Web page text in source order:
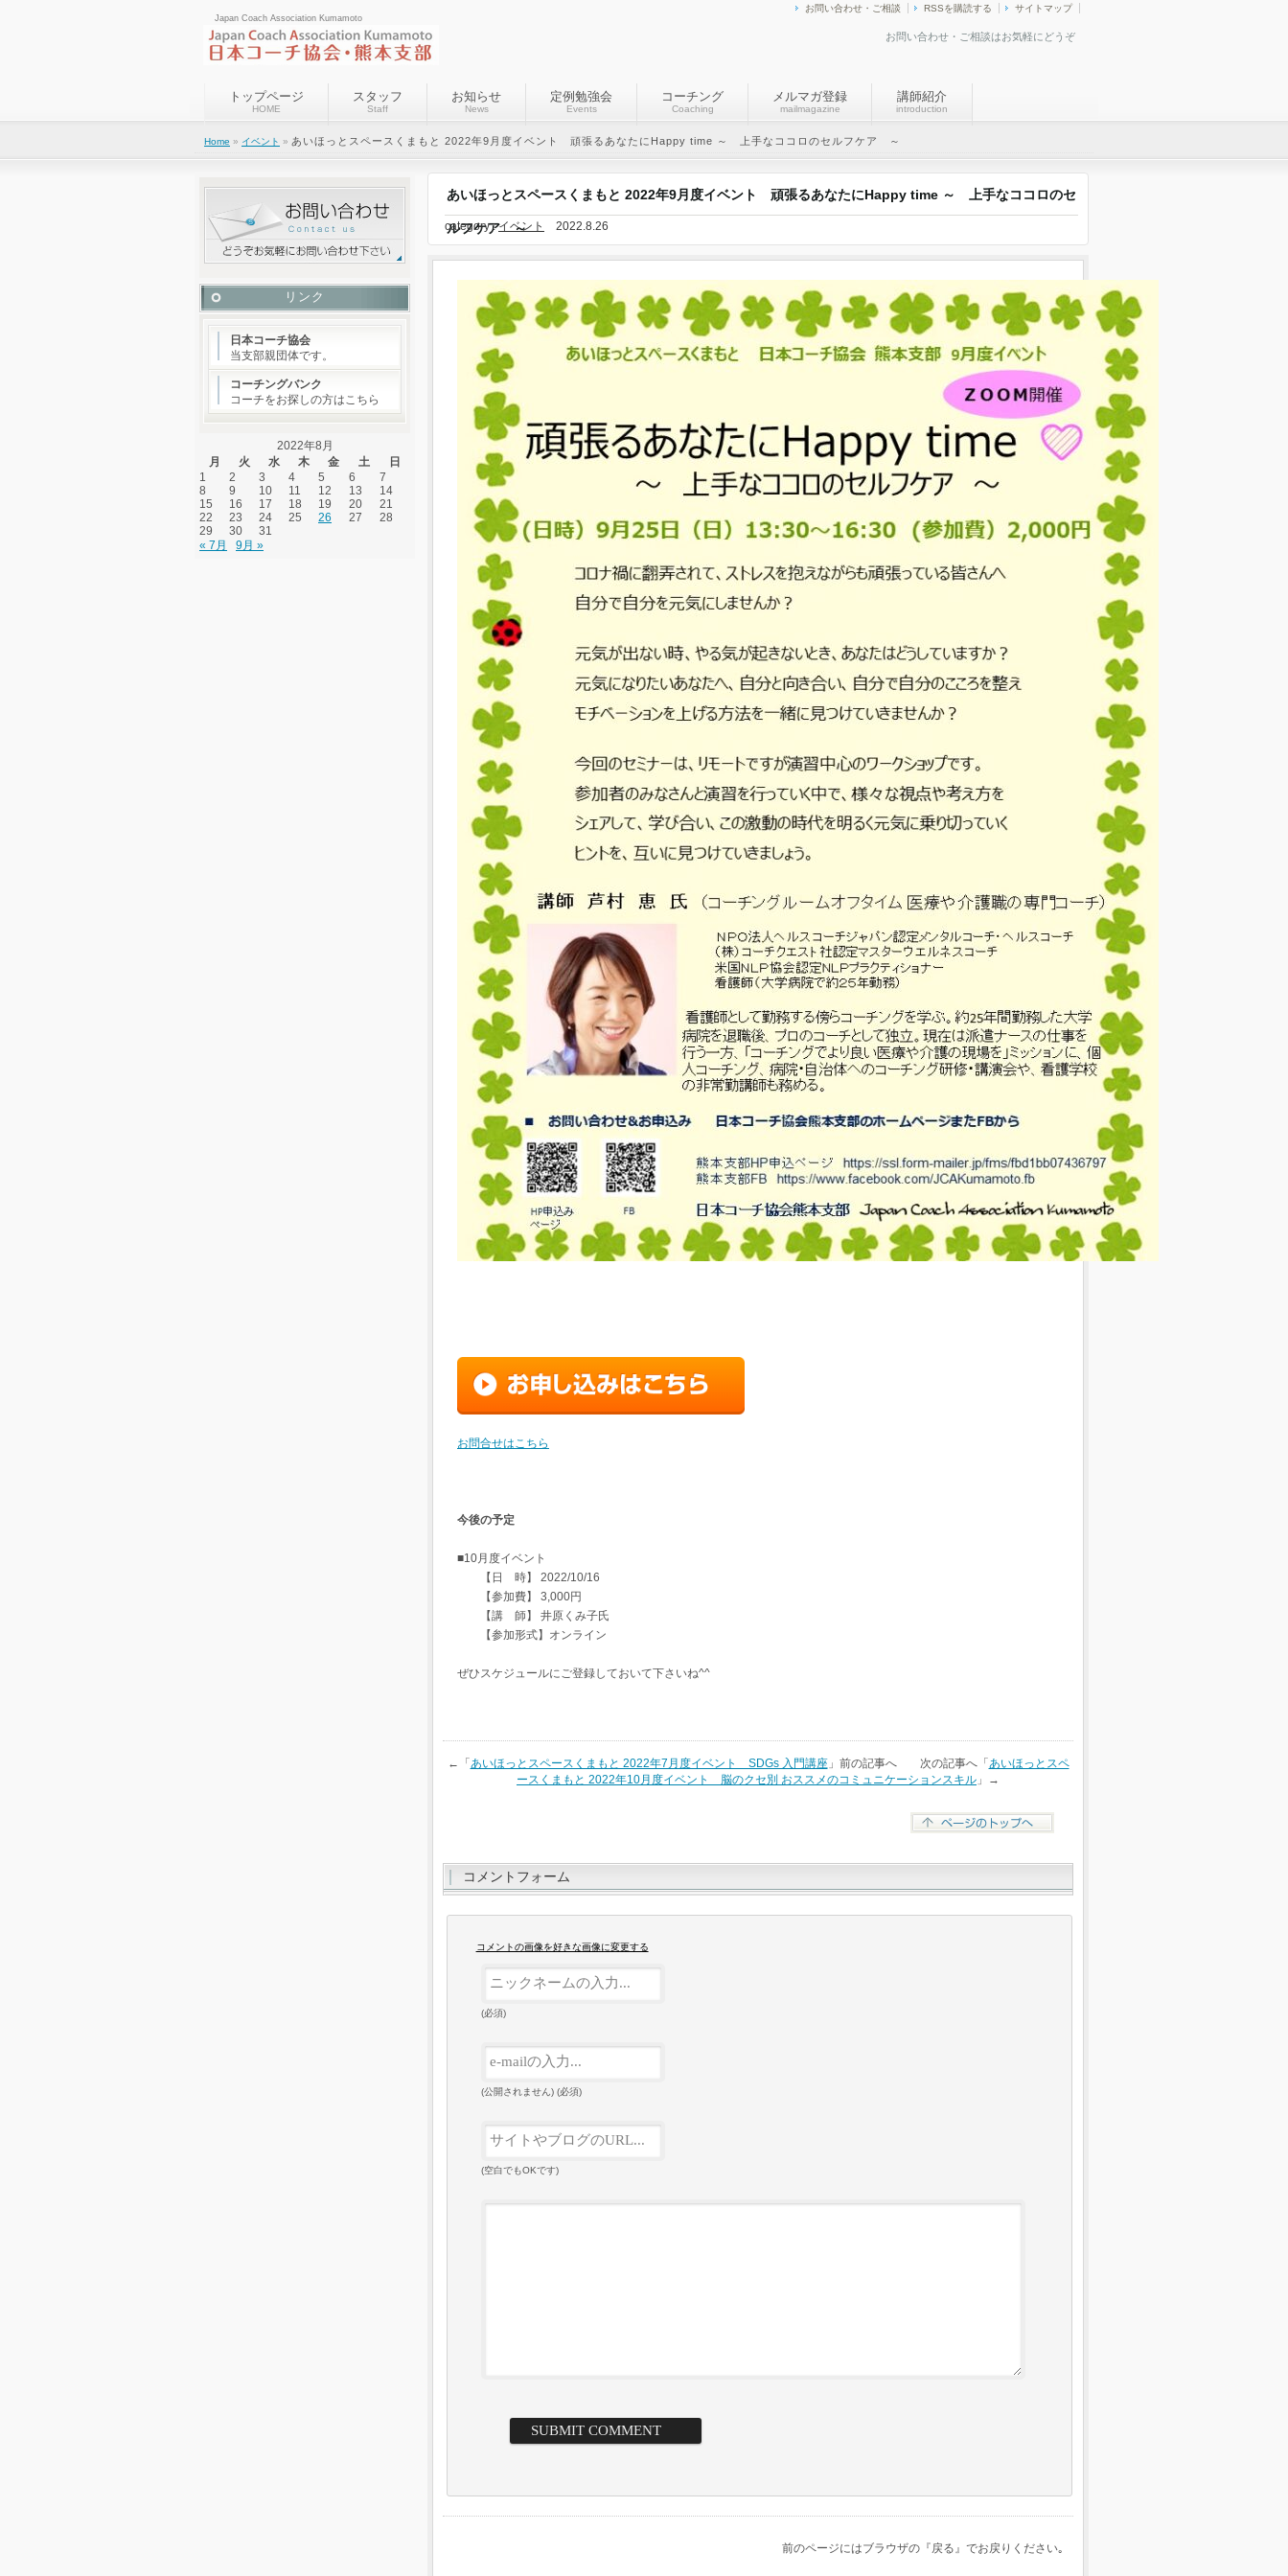
Japan Coach Association Kumamoto
お問い合わせ・ご相談はお気軽にどうぞ
お問い合わせ・ご相談 RSSを購読する サイトマップ
トップページ
HOME
スタッフ
Staff
お知らせ
News
定例勉強会
Events
コーチング
Coaching
メルマガ登録
mailmagazine
講師紹介
introduction
Home » イベント » あいほっとスペースくまもと 2022年9月度イベント 頑張るあなたにHappy time ～ 上手なココロのセルフケア ～
あいほっとスペースくまもと 2022年9月度イベント 頑張るあなたにHappy time ～ 上手なココロのセ
ルフケア ～
category :イベント 2022.8.26
お問合せはこちら
今後の予定
■10月度イベント
【日 時】 2022/10/16
【参加費】 3,000円
【講 師】 井原くみ子氏
【参加形式】オンライン
ぜひスケジュールにご登録しておいて下さいね^^
←「 あいほっとスペースくまもと 2022年7月度イベント SDGs 入門講座」前の記事へ 次の記事へ「 あいほっとスペ
ースくまもと 2022年10月度イベント 脳のクセ別 おススメのコミュニケーションスキル 」→
コメントフォーム
コメントの画像を好きな画像に変更する
(必須)
(公開されません) (必須)
(空白でもOKです)
前のページにはブラウザの『戻る』でお戻りください｡
リンク
日本コーチ協会
当支部親団体です。
コーチングバンク
コーチをお探しの方はこちら
2022年8月
月
火 水 木 金 土
日
1
2 3 4 5 6
7
8
9 10 11 12 13
14
15
16 17 18 19 20
21
22
23 24 25 26 27
28
29
30
31
« 7月
9月 »